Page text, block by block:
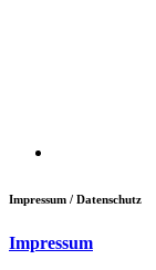
Impressum / Datenschutz
Impressum